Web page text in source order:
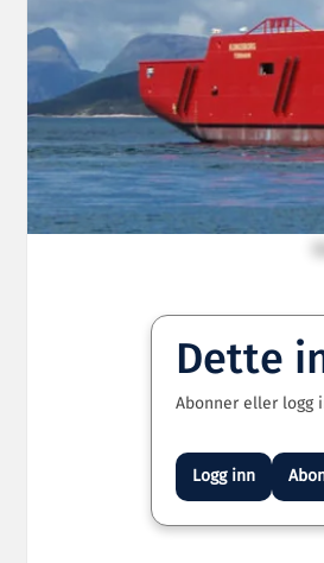
Dette
Abonner eller logg
Logg inn